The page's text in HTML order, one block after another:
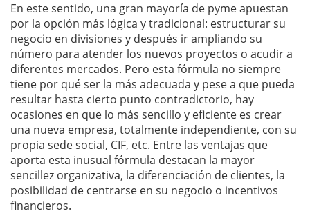
En este sentido, una gran mayoría de pyme apuestan
por la opción más lógica y tradicional: estructurar su
negocio en divisiones y después ir ampliando su
número para atender los nuevos proyectos o acudir a
diferentes mercados. Pero esta fórmula no siempre
tiene por qué ser la más adecuada y pese a que pueda
resultar hasta cierto punto contradictorio, hay
ocasiones en que lo más sencillo y eficiente es crear
una nueva empresa, totalmente independiente, con su
propia sede social, CIF, etc. Entre las ventajas que
aporta esta inusual fórmula destacan la mayor
sencillez organizativa, la diferenciación de clientes, la
posibilidad de centrarse en su negocio o incentivos
financieros.